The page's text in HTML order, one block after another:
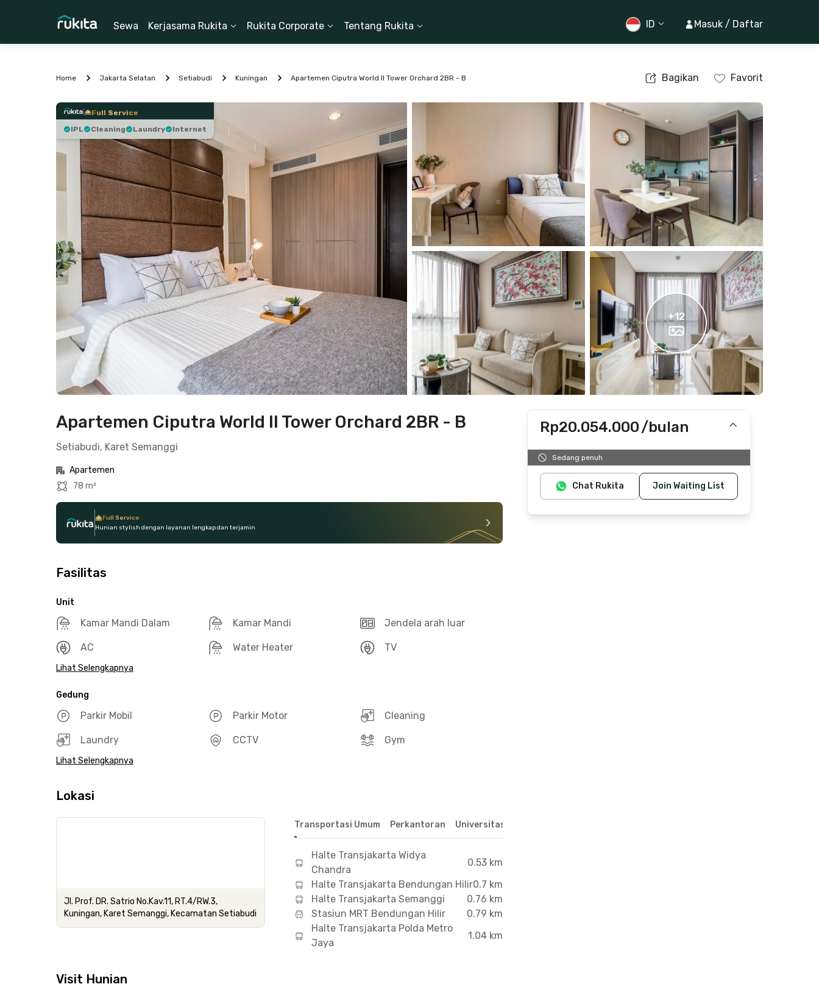
Sewa Kerjasama Rukita Rukita Corporate Tentang Rukita ID Masuk / Daftar
Home Jakarta Selatan Setiabudi Kuningan Apartemen Ciputra World II Tower Orchard 2BR - B Bagikan Favorit
Full Service
IPL
Cleaning Laundry Internet
+12
Apartemen Ciputra World II Tower Orchard 2BR - B
Setiabudi, Karet Semanggi
Apartemen
78 m²
Full Service
Hunian stylish dengan layanan lengkap dan terjamin
Fasilitas
Unit
Kamar Mandi Dalam Kamar Mandi Jendela arah luar
AC Water Heater TV
Lihat Selengkapnya
Gedung
Parkir Mobil Parkir Motor Cleaning
Laundry CCTV Gym
Lihat Selengkapnya
Lokasi
Jl. Prof. DR. Satrio No.Kav.11, RT.4/RW.3,
Kuningan, Karet Semanggi, Kecamatan Setiabudi
Transportasi Umum Perkantoran Universitas
Halte Transjakarta Widya
Chandra
0.53 km
Halte Transjakarta Bendungan Hilir0.7 km
Halte Transjakarta Semanggi
0.76 km
Stasiun MRT Bendungan Hilir
0.79 km
Halte Transjakarta Polda Metro
Jaya
1.04 km
Visit Hunian
Rp20.054.000/bulan
Termasuk IPL, laundry, cleaning
Sedang penuh
Chat Rukita Join Waiting List